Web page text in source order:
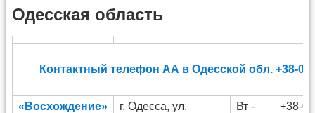
Одесская область
Контактный телефон АА в Одесской обл. +38-
«Восхождение»
г. Одесса, ул.
Вт -
+38-